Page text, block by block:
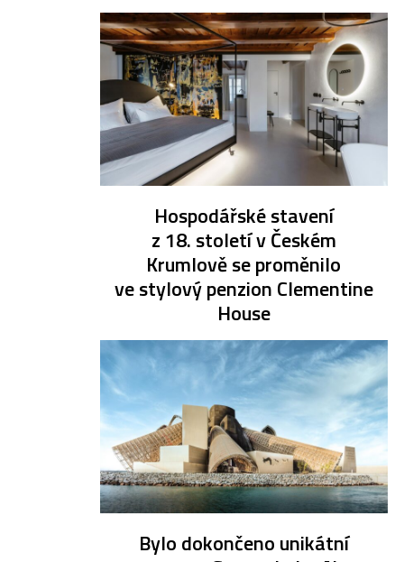
Hospodářské stavení
z 18. století v Českém
Krumlově se proměnilo
ve stylový penzion Clementine
House
Bylo dokončeno unikátní